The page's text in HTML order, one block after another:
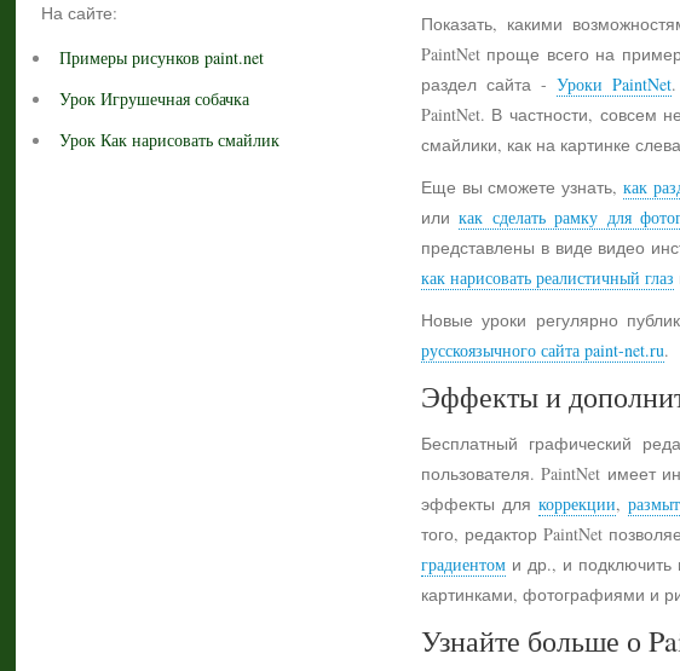
На сайте:
Примеры рисунков paint.net
Урок Игрушечная собачка
Урок Как нарисовать смайлик
Показать, какими
PaintNet проще всего на
раздел сайта -Уроки PaintNet
PaintNet. В частности, совсем
смайлики, как на картинке
Еще вы сможете узнать,как
иликак сделать рамку для
представлены в виде видео
как нарисовать реалистичный глаз
Новые уроки регулярно
русскоязычного сайта paint-net.ru.
Эффекты и
Бесплатный графический
пользователя. PaintNet имеет
эффекты длякоррекции,
того, редактор PaintNet
градиентоми др., и подключить
картинками, фотографиями и
Узнайте больше о